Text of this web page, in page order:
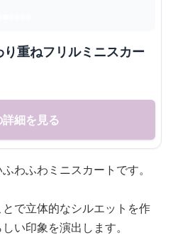
重ねフリルミニスカー
細を見る
わふわミニスカートです。
で立体的なシルエットを作
い印象を演出します。